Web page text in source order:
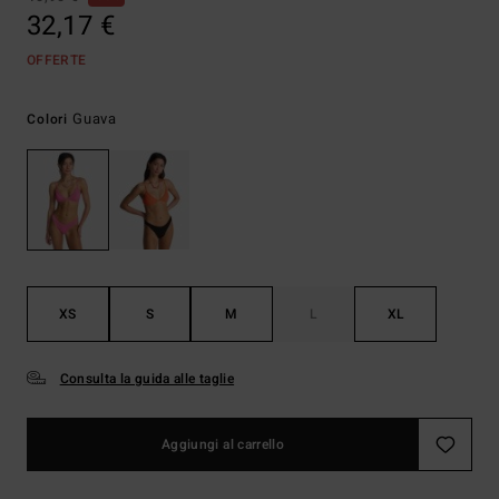
32,17 €
OFFERTE
Colori Guava
XS S M L XL
Consulta la guida alle taglie
Aggiungi al carrello